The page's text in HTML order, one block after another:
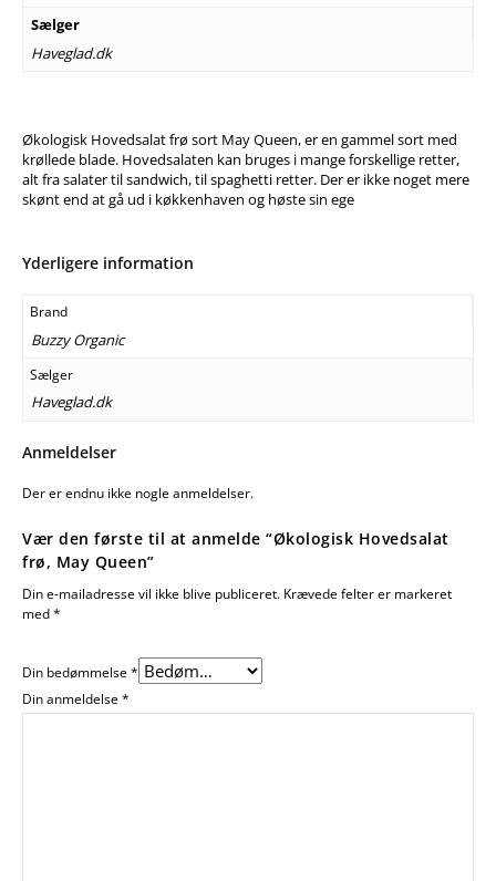
Sælger
Haveglad.dk
Økologisk Hovedsalat frø sort May Queen, er en gammel sort med
krøllede blade. Hovedsalaten kan bruges i mange forskellige retter,
alt fra salater til sandwich, til spaghetti retter. Der er ikke noget mere
skønt end at gå ud i køkkenhaven og høste sin ege
Yderligere information
Brand
Buzzy Organic
Sælger
Haveglad.dk
Anmeldelser
Der er endnu ikke nogle anmeldelser.
Vær den første til at anmelde “Økologisk Hovedsalat
frø, May Queen”
Din e-mailadresse vil ikke blive publiceret. Krævede felter er markeret
med*
Din bedømmelse*
Din anmeldelse*